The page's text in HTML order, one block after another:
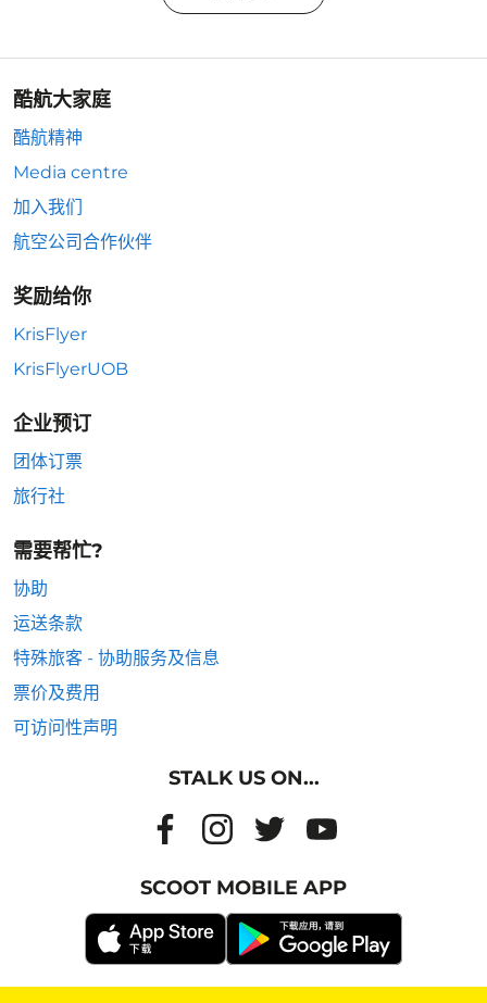
酷航大家庭
酷航精神
Media centre
加入我们
航空公司合作伙伴
奖励给你
KrisFlyer
KrisFlyerUOB
企业预订
团体订票
旅行社
需要帮忙?
协助
运送条款
特殊旅客 - 协助服务及信息
票价及费用
可访问性声明
STALK US ON...
SCOOT MOBILE APP